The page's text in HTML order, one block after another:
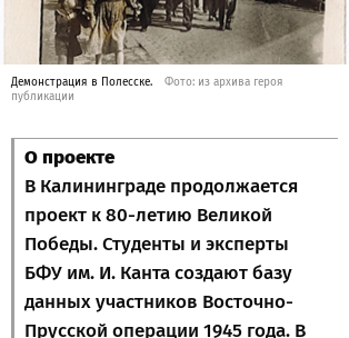
Демонстрация в Полесске.
Фото: из архива героя
публикации
О проекте
В Калининграде продолжается
проект к 80-летию Великой
Победы. Студенты и эксперты
БФУ им. И. Канта создают базу
данных участников Восточно-
Прусской операции 1945 года. В